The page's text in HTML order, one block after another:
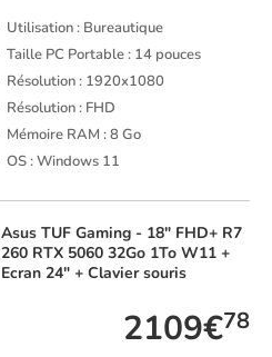
Utilisation : Bureautique
Taille PC Portable : 14 pouces
Résolution : 1920x1080
Résolution : FHD
Mémoire RAM : 8 Go
OS : Windows 11
Asus TUF Gaming - 18" FHD+ R7
260 RTX 5060 32Go 1To W11 +
Ecran 24" + Clavier souris
2109€78